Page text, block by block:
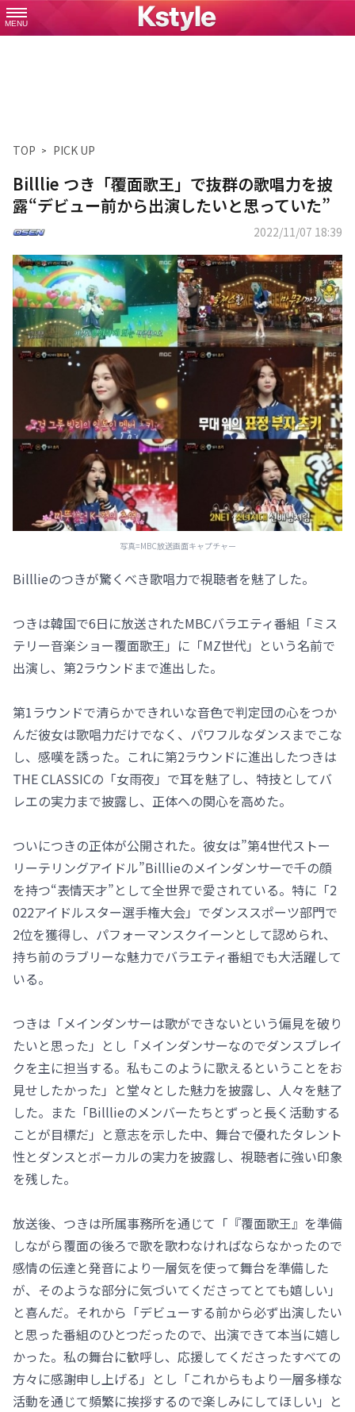
MENU
TOP PICK UP
Billlie つき「覆面歌王」で抜群の歌唱力を披
露“デビュー前から出演したいと思っていた”
2022/11/07 18:39
写真=MBC放送画面キャプチャー
Billlieのつきが驚くべき歌唱力で視聴者を魅了した。
つきは韓国で6日に放送されたMBCバラエティ番組「ミス
テリー音楽ショー覆面歌王」に「MZ世代」という名前で
出演し、第2ラウンドまで進出した。
第1ラウンドで清らかできれいな音色で判定団の心をつか
んだ彼女は歌唱力だけでなく、パワフルなダンスまでこな
し、感嘆を誘った。これに第2ラウンドに進出したつきは
THE CLASSICの「女雨夜」で耳を魅了し、特技としてバ
レエの実力まで披露し、正体への関心を高めた。
ついにつきの正体が公開された。彼女は”第4世代ストー
リーテリングアイドル”Billlieのメインダンサーで千の顔
を持つ“表情天才”として全世界で愛されている。特に「2
022アイドルスター選手権大会」でダンススポーツ部門で
2位を獲得し、パフォーマンスクイーンとして認められ、
持ち前のラブリーな魅力でバラエティ番組でも大活躍して
いる。
つきは「メインダンサーは歌ができないという偏見を破り
たいと思った」とし「メインダンサーなのでダンスブレイ
クを主に担当する。私もこのように歌えるということをお
見せしたかった」と堂々とした魅力を披露し、人々を魅了
した。また「Billlieのメンバーたちとずっと長く活動する
ことが目標だ」と意志を示した中、舞台で優れたタレント
性とダンスとボーカルの実力を披露し、視聴者に強い印象
を残した。
放送後、つきは所属事務所を通じて「『覆面歌王』を準備
しながら覆面の後ろで歌を歌わなければならなかったので
感情の伝達と発音により一層気を使って舞台を準備した
が、そのような部分に気づいてくださってとても嬉しい」
と喜んだ。それから「デビューする前から必ず出演したい
と思った番組のひとつだったので、出演できて本当に嬉し
かった。私の舞台に歓呼し、応援してくださったすべての
方々に感謝申し上げる」とし「これからもより一層多様な
活動を通じて頻繁に挨拶するので楽しみにしてほしい」と